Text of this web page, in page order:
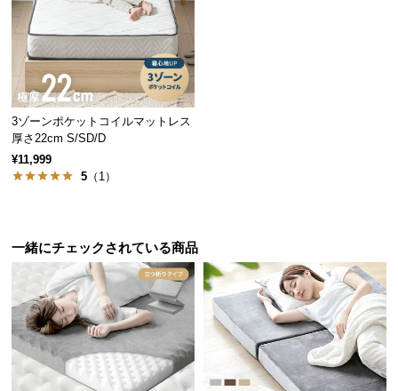
3ゾーンポケットコイルマットレス
厚さ22cm S/SD/D
¥11,999
5 （1）
一緒にチェックされている商品